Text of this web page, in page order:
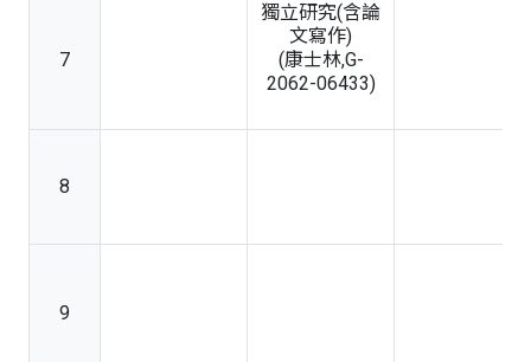
7
獨立研究(含論
文寫作)
(康士林,G-
2062-06433)
8
9